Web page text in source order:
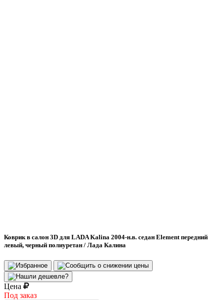
Коврик в салон 3D для LADA Kalina 2004-н.в. седан Element передний
левый, черный полиуретан / Лада Калина
Цена
Под заказ